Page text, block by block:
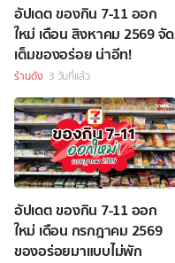
อัปเดต ของกิน 7-11 ออก
ใหม่ เดือน สิงหาคม 2569 จัด
เต็มของอร่อย น่าอีท!
ร้านดัง 3 วันที่แล้ว
อัปเดต ของกิน 7-11 ออก
ใหม่ เดือน กรกฎาคม 2569
ของอร่อยมาแบบไม่พัก